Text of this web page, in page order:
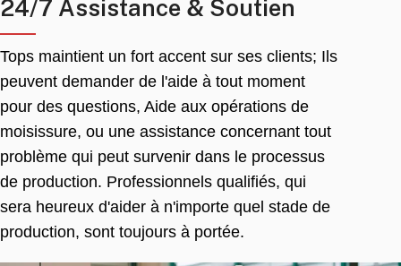
24/7 Assistance & Soutien
Tops maintient un fort accent sur ses clients; Ils
peuvent demander de l'aide à tout moment
pour des questions, Aide aux opérations de
moisissure, ou une assistance concernant tout
problème qui peut survenir dans le processus
de production. Professionnels qualifiés, qui
sera heureux d'aider à n'importe quel stade de
production, sont toujours à portée.